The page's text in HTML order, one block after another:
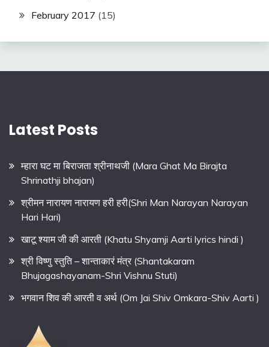
February 2017 (15)
Latest Posts
म्हारा घट मा बिराजता श्रीनाथजी (Mara Ghat Ma Birajta
Shrinathji bhajan)
श्रीमन नारायण नारायण हरी हरी(Shri Man Narayan Narayan
Hari Hari)
खाटू श्याम जी की आरती (Khatu Shyamji Aarti lyrics hindi )
श्री विष्णु स्तुति – शान्ताकारं मंत्र (Shantakaram
Bhujagashayanam-Shri Vishnu Stuti)
भगवान शिव की आरती व अर्थ (Om Jai Shiv Omkara-Shiv Aarti )